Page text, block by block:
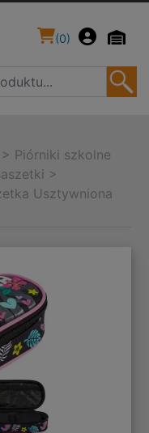
(0)
> Piórniki szkolne
>
Usztywniona